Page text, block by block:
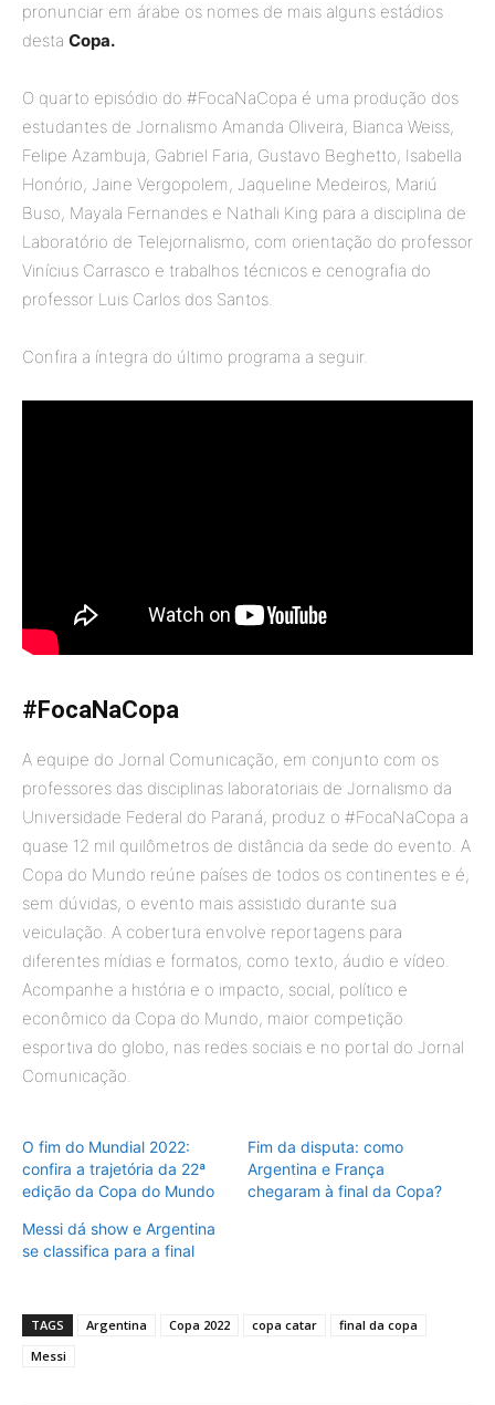
pronunciar em árabe os nomes de mais alguns estádios
desta Copa.
O quarto episódio do #FocaNaCopa é uma produção dos
estudantes de Jornalismo Amanda Oliveira, Bianca Weiss,
Felipe Azambuja, Gabriel Faria, Gustavo Beghetto, Isabella
Honório, Jaine Vergopolem, Jaqueline Medeiros, Mariú
Buso, Mayala Fernandes e Nathali King para a disciplina de
Laboratório de Telejornalismo, com orientação do professor
Vinícius Carrasco e trabalhos técnicos e cenografia do
professor Luis Carlos dos Santos.
Confira a íntegra do último programa a seguir.
#FocaNaCopa
A equipe do Jornal Comunicação, em conjunto com os
professores das disciplinas laboratoriais de Jornalismo da
Universidade Federal do Paraná, produz o #FocaNaCopa a
quase 12 mil quilômetros de distância da sede do evento. A
Copa do Mundo reúne países de todos os continentes e é,
sem dúvidas, o evento mais assistido durante sua
veiculação. A cobertura envolve reportagens para
diferentes mídias e formatos, como texto, áudio e vídeo.
Acompanhe a história e o impacto, social, político e
econômico da Copa do Mundo, maior competição
esportiva do globo, nas redes sociais e no portal do Jornal
Comunicação.
O fim do Mundial 2022:
confira a trajetória da 22ª
edição da Copa do Mundo
Fim da disputa: como
Argentina e França
chegaram à final da Copa?
Messi dá show e Argentina
se classifica para a final
TAGS Argentina Copa 2022 copa catar
final da copa
Messi